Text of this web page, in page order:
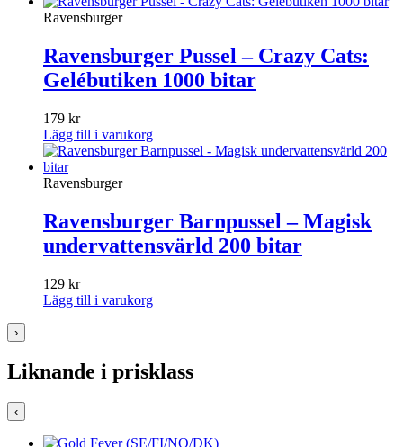
Ravensburger
Ravensburger Pussel – Crazy Cats:
Gelébutiken 1000 bitar
179 kr
Lägg till i varukorg
Ravensburger
Ravensburger Barnpussel – Magisk
undervattensvärld 200 bitar
129 kr
Lägg till i varukorg
›
Liknande i prisklass
‹